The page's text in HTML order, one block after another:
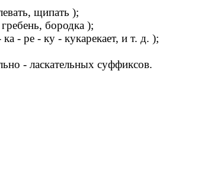
щипать );
бородка );
- ре - ку - кукарекает, и т. д. );
- ласкательных суффиксов.